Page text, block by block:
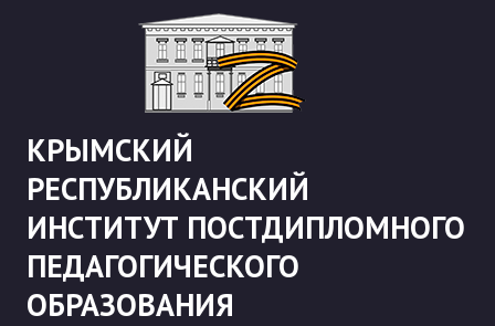
КРЫМСКИЙ
РЕСПУБЛИКАНСКИЙ
ИНСТИТУТ ПОСТДИПЛОМНОГО
ПЕДАГОГИЧЕСКОГО
ОБРАЗОВАНИЯ